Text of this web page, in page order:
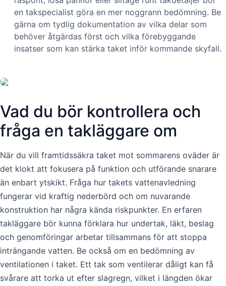
en takspecialist göra en mer noggrann bedömning. Be
gärna om tydlig dokumentation av vilka delar som
behöver åtgärdas först och vilka förebyggande
insatser som kan stärka taket inför kommande skyfall.
Vad du bör kontrollera och
fråga en takläggare om
När du vill framtidssäkra taket mot sommarens oväder är
det klokt att fokusera på funktion och utförande snarare
än enbart ytskikt. Fråga hur takets vattenavledning
fungerar vid kraftig nederbörd och om nuvarande
konstruktion har några kända riskpunkter. En erfaren
takläggare bör kunna förklara hur undertak, läkt, beslag
och genomföringar arbetar tillsammans för att stoppa
inträngande vatten. Be också om en bedömning av
ventilationen i taket. Ett tak som ventilerar dåligt kan få
svårare att torka ut efter slagregn, vilket i längden ökar